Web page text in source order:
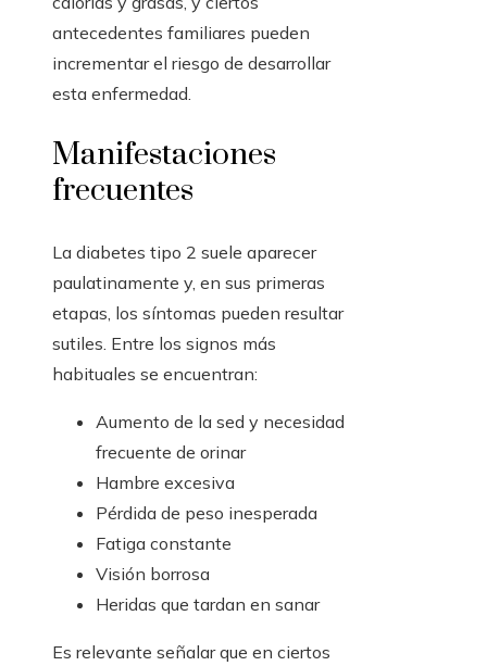
antecedentes familiares pueden
incrementar el riesgo de desarrollar
esta enfermedad.
Manifestaciones
frecuentes
La diabetes tipo 2 suele aparecer
paulatinamente y, en sus primeras
etapas, los síntomas pueden resultar
sutiles. Entre los signos más
habituales se encuentran:
Aumento de la sed y necesidad
frecuente de orinar
Hambre excesiva
Pérdida de peso inesperada
Fatiga constante
Visión borrosa
Heridas que tardan en sanar
Es relevante señalar que en ciertos